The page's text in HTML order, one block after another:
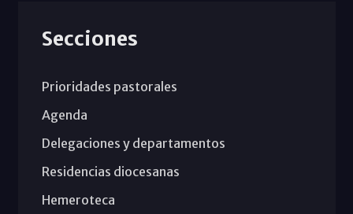
Secciones
Prioridades pastorales
Agenda
Delegaciones y departamentos
Residencias diocesanas
Hemeroteca